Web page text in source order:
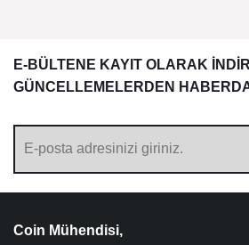
E-BÜLTENE KAYIT OLARAK
GÜNCELLEMELERDEN
Coin Mühendisi,